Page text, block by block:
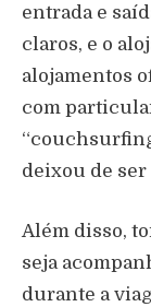
entrada e
claros, e o
alojamentos
com
deixou de ser
Além disso,
seja
durante a